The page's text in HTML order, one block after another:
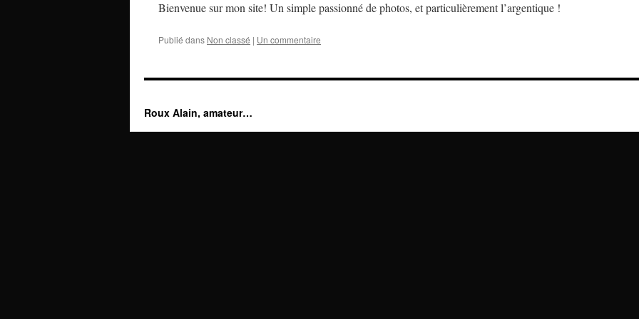
Bienvenue sur mon site! Un simple passionné de photos, et particulièrement l’argentique !
Publié dans Non classé | Un commentaire
Roux Alain, amateur…